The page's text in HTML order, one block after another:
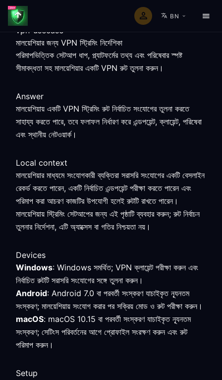
BN
vpn-usecase
মালয়েশিয়ার জন্য VPN স্ট্রিমিং নির্দেশিকা
পরিমাপভিত্তিক সেটআপ ধাপ, প্ল্যাটফর্মের তথ্য এবং পরিষেবার স্পষ্ট
সীমাবদ্ধতা সহ মালয়েশিয়ার একটি VPN রুট তুলনা করুন।
Answer
মালয়েশিয়ায় একটি VPN স্ট্রিমিং রুট নির্বাচিত সংযোগের তুলনা করতে
সাহায্য করতে পারে, তবে ফলাফল নির্ধারণ করে এন্ডপয়েন্ট, ক্লায়েন্ট, পরিষেবা
এবং স্থানীয় নেটওয়ার্ক।
Local context
মালয়েশিয়ার মাধ্যমে সংযোগকারী ব্যক্তিরা সরাসরি সংযোগের একটি বেসলাইন
রেকর্ড করতে পারেন, একটি নির্বাচিত এন্ডপয়েন্ট পরীক্ষা করতে পারেন এবং
পরিমাপ করা আচরণ কাজটির উপযোগী হলেই রুটটি রাখতে পারেন।
মালয়েশিয়ায় স্ট্রিমিং সেটআপের জন্য এই পৃষ্ঠাটি ব্যবহার করুন; রুট নির্বাচন
তুলনার নির্দেশনা, এটি অ্যাক্সেস বা গতির নিশ্চয়তা নয়।
Devices
Windows: Windows সমর্থিত; VPN ক্লায়েন্ট পরীক্ষা করুন এবং
নির্বাচিত রুটটি সরাসরি সংযোগের সঙ্গে তুলনা করুন।
Android: Android 7.0 বা পরবর্তী সংস্করণ যাচাইকৃত ন্যূনতম
সংস্করণ; মালয়েশিয়ায় সংযোগ করার পর সক্রিয় মোড ও রুট পরীক্ষা করুন।
macOS: macOS 10.15 বা পরবর্তী সংস্করণ যাচাইকৃত ন্যূনতম
সংস্করণ; সেটিংস পরিবর্তনের আগে প্রোফাইল সংরক্ষণ করুন এবং রুট
পরিমাপ করুন।
Setup